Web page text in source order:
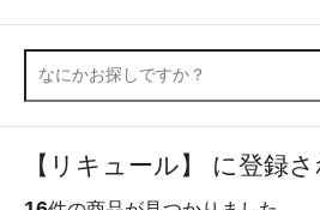
【リキュール】 に登録